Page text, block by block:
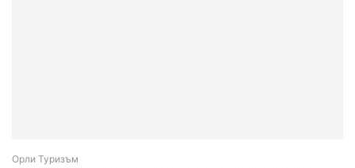
Орли Туризъм